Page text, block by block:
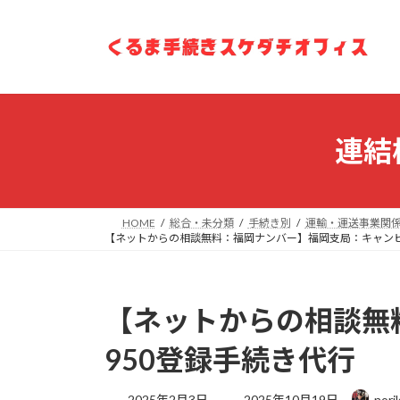
ツ
シ
連
HOME 総合・未分類 手続き別 運輸・運送事業関
【ネットからの相談無料：福岡ナンバー】福岡支局：キャ
【ネットからの相談
950登録手続き代行
最